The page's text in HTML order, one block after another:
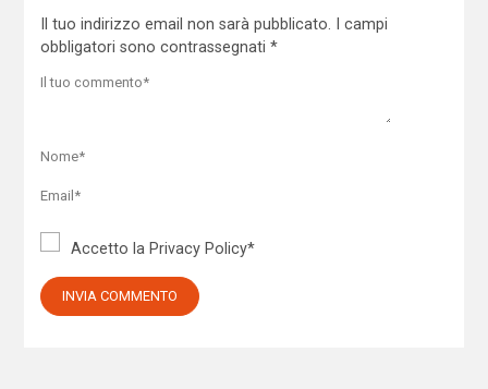
Il tuo indirizzo email non sarà pubblicato.
I campi
obbligatori sono contrassegnati *
Accetto la Privacy Policy*